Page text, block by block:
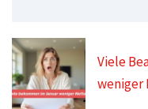
Viele